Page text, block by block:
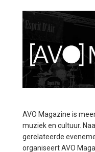
AVO Magazine is
muziek en cultuur.
gerelateerde
organiseert AVO